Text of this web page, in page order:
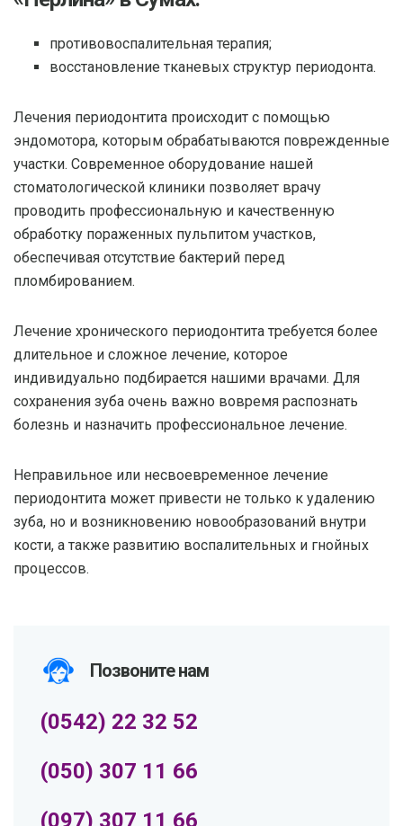
противовоспалительная терапия;
восстановление тканевых структур периодонта.
Лечения периодонтита происходит с помощью
эндомотора, которым обрабатываются поврежденные
участки. Современное оборудование нашей
стоматологической клиники позволяет врачу
проводить профессиональную и качественную
обработку пораженных пульпитом участков,
обеспечивая отсутствие бактерий перед
пломбированием.
Лечение хронического периодонтита требуется более
длительное и сложное лечение, которое
индивидуально подбирается нашими врачами. Для
сохранения зуба очень важно вовремя распознать
болезнь и назначить профессиональное лечение.
Неправильное или несвоевременное лечение
периодонтита может привести не только к удалению
зуба, но и возникновению новообразований внутри
кости, а также развитию воспалительных и гнойных
процессов.
Позвоните нам
(0542) 22 32 52
(050) 307 11 66
(097) 307 11 66